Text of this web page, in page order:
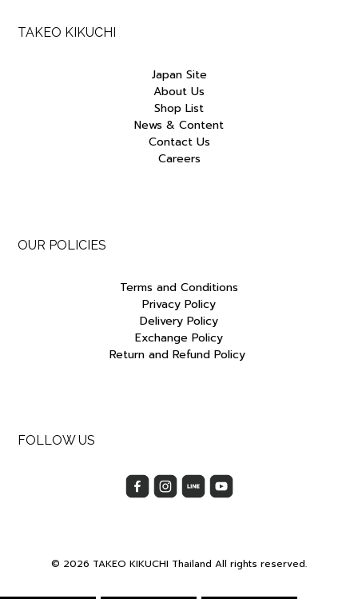
TAKEO KIKUCHI
Japan Site
About Us
Shop List
News & Content
Contact Us
Careers
OUR POLICIES
Terms and Conditions
Privacy Policy
Delivery Policy
Exchange Policy
Return and Refund Policy
FOLLOW US
© 2026 TAKEO KIKUCHI Thailand All rights reserved.